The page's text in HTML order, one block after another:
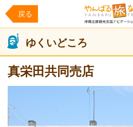
戻る
ゆくいどころ
真栄田共同売店